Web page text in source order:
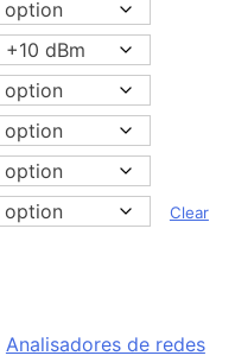
Clear
Analisadores de redes